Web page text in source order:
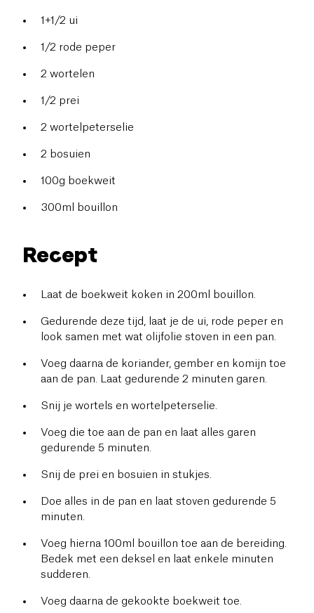
1+1/2 ui
1/2 rode peper
2 wortelen
1/2 prei
2 wortelpeterselie
2 bosuien
100g boekweit
300ml bouillon
Recept
Laat de boekweit koken in 200ml bouillon.
Gedurende deze tijd, laat je de ui, rode peper en
look samen met wat olijfolie stoven in een pan.
Voeg daarna de koriander, gember en komijn toe
aan de pan. Laat gedurende 2 minuten garen.
Snij je wortels en wortelpeterselie.
Voeg die toe aan de pan en laat alles garen
gedurende 5 minuten.
Snij de prei en bosuien in stukjes.
Doe alles in de pan en laat stoven gedurende 5
minuten.
Voeg hierna 100ml bouillon toe aan de bereiding.
Bedek met een deksel en laat enkele minuten
sudderen.
Voeg daarna de gekookte boekweit toe.